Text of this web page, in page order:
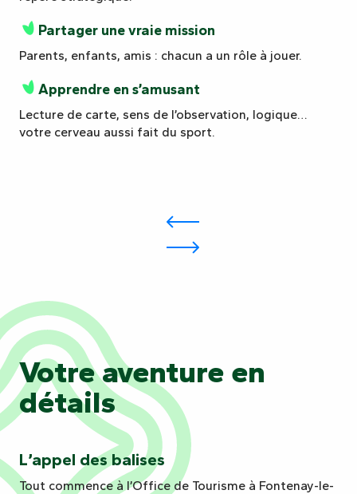
Partager une vraie mission
Parents, enfants, amis : chacun a un rôle à jouer.
Apprendre en s’amusant
Lecture de carte, sens de l’observation, logique…
votre cerveau aussi fait du sport.
Votre aventure en
détails
L’appel des balises
Tout commence à l’Office de Tourisme à Fontenay-le-